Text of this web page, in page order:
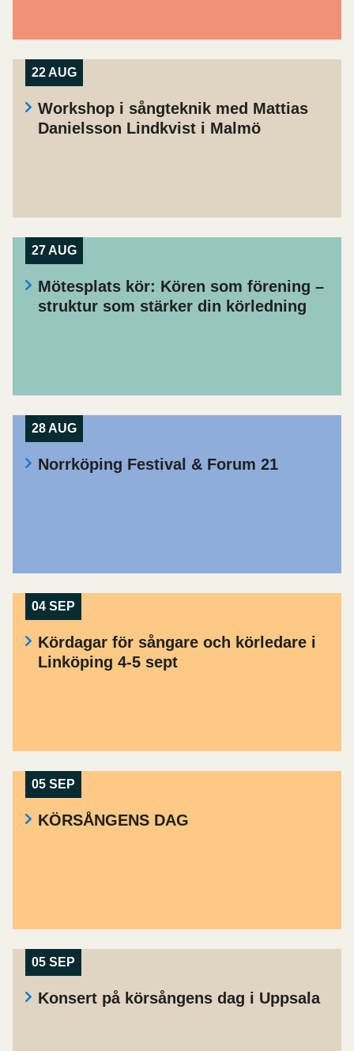
22 AUG
Workshop i sångteknik med Mattias
Danielsson Lindkvist i Malmö
27 AUG
Mötesplats kör: Kören som förening –
struktur som stärker din körledning
28 AUG
Norrköping Festival & Forum 21
04 SEP
Kördagar för sångare och körledare i
Linköping 4-5 sept
05 SEP
KÖRSÅNGENS DAG
05 SEP
Konsert på körsångens dag i Uppsala